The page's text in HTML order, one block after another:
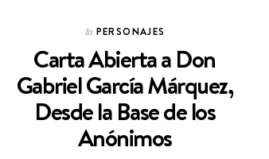
In PERSONAJES
Carta Abierta a Don
Gabriel García Márquez,
Desde la Base de los
Anónimos